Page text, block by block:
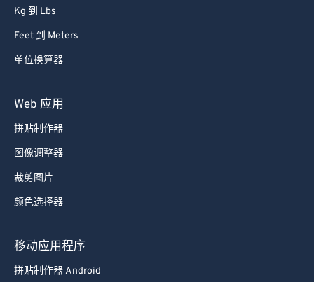
Kg 到 Lbs
Feet 到 Meters
单位换算器
Web 应用
拼贴制作器
图像调整器
裁剪图片
颜色选择器
移动应用程序
拼贴制作器 Android